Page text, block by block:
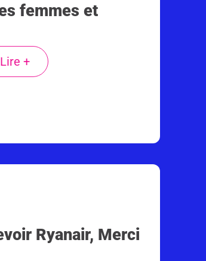
femmes et
Lire +
Ryanair, Merci